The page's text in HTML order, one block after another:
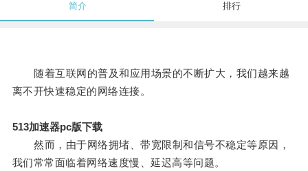
简介 排行
随着互联网的普及和应用场景的不断扩大，我们越来越
离不开快速稳定的网络连接。
513加速器pc版下载
然而，由于网络拥堵、带宽限制和信号不稳定等原因，
我们常常面临着网络速度慢、延迟高等问题。